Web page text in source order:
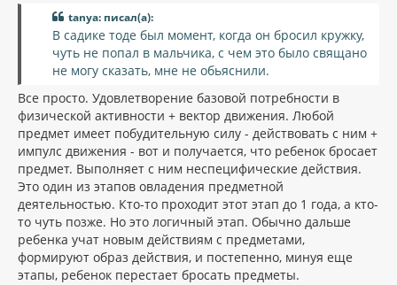
tanya: писал(а):
В садике тоде был момент, когда он бросил кружку,
чуть не попал в мальчика, с чем это было свящано
не могу сказать, мне не обьяснили.
Все просто. Удовлетворение базовой потребности в
физической активности + вектор движения. Любой
предмет имеет побудительную силу - действовать с ним +
импулс движения - вот и получается, что ребенок бросает
предмет. Выполняет с ним неспецифические действия.
Это один из этапов овладения предметной
деятельностью. Кто-то проходит этот этап до 1 года, а кто-
то чуть позже. Но это логичный этап. Обычно дальше
ребенка учат новым действиям с предметами,
формируют образ действия, и постепенно, минуя еще
этапы, ребенок перестает бросать предметы.